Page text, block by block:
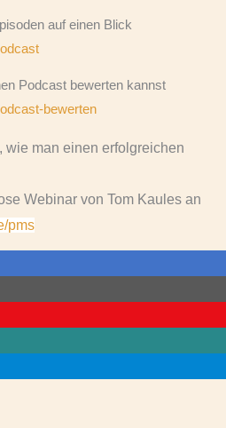
auf einen Blick
Podcast bewerten kannst
bewerten
man einen erfolgreichen
Webinar von Tom Kaules an
pms